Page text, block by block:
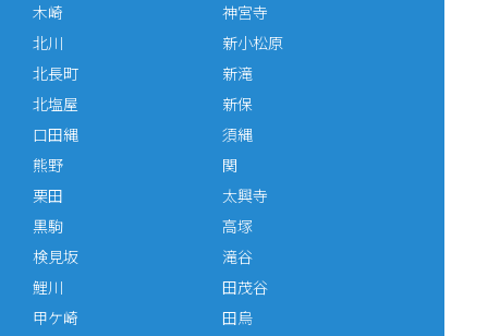
木崎
北川
北長町
北塩屋
口田縄
熊野
栗田
黒駒
検見坂
鯉川
甲ケ崎
神宮寺
新小松原
新滝
新保
須縄
関
太興寺
高塚
滝谷
田茂谷
田烏